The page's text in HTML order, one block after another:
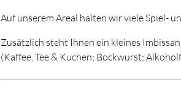
Auf unserem Areal halten wir viele Spiel-
Zusätzlich steht Ihnen ein kleines
(Kaffee, Tee & Kuchen; Bockwurst;